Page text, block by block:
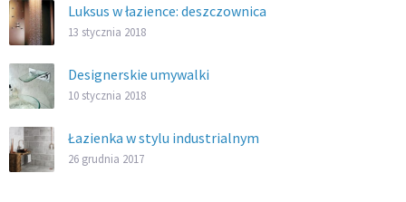
Luksus w łazience: deszczownica
13 stycznia 2018
Designerskie umywalki
10 stycznia 2018
Łazienka w stylu industrialnym
26 grudnia 2017